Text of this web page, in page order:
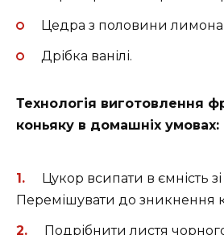
Цедра з половини лимона
Дрібка ванілі.
Технологія виготовлення
коньяку в домашніх умовах:
Цукор всипати в ємність
Перемішувати до зникнення
Подрібнити листя